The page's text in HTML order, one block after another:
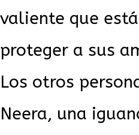
valiente que
proteger a sus
Los otros
Neera, una